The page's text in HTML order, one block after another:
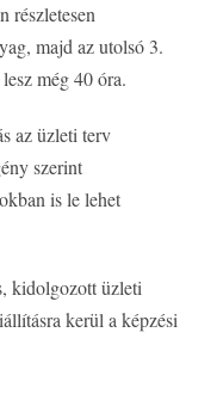
részletesen
majd az utolsó 3.
még 40 óra.
az üzleti terv
szerint
is le lehet
kidolgozott üzleti
kerül a képzési